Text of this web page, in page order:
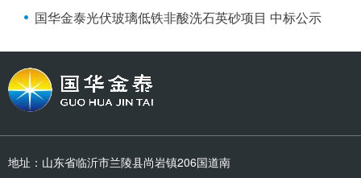
国华金泰光伏玻璃低铁非酸洗石英砂项目 中标公示
地址：山东省临沂市兰陵县尚岩镇206国道南